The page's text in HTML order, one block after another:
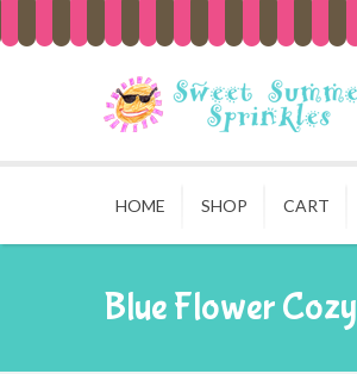
HOME SHOP CART
Blue Flower Cozy